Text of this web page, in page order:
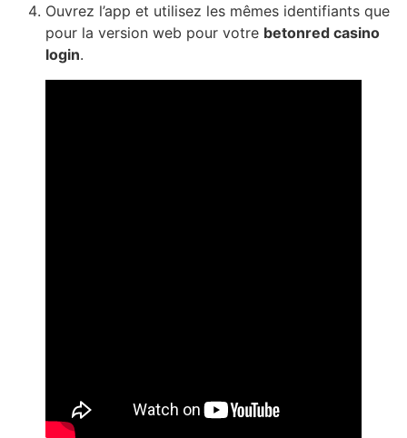
Ouvrez l’app et utilisez les mêmes identifiants que
pour la version web pour votre betonred casino
login.